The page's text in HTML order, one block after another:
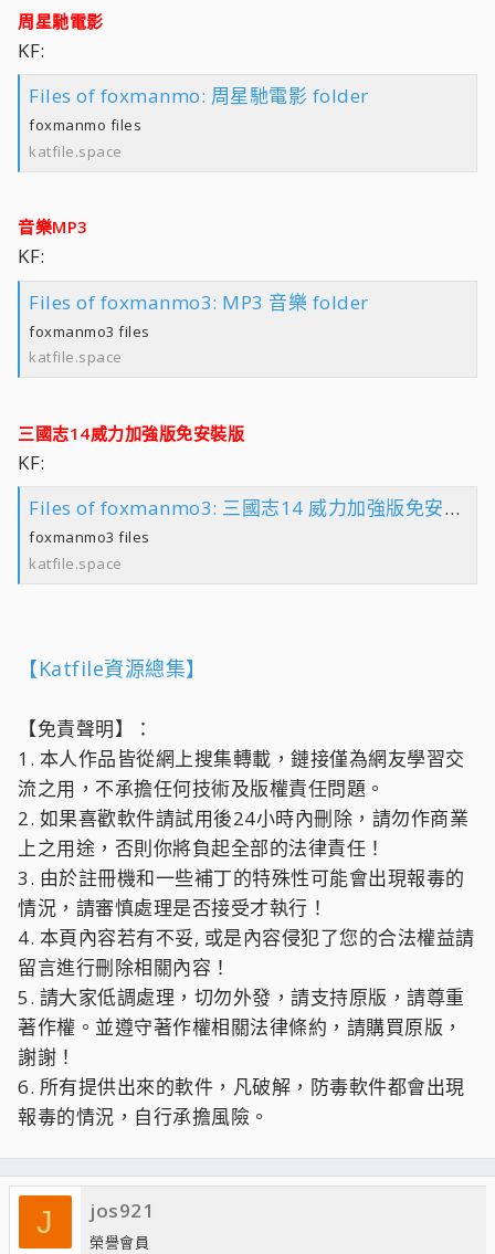
周星馳電影
KF:
Files of foxmanmo: 周星馳電影 folder
foxmanmo files
katfile.space
音樂MP3
KF:
Files of foxmanmo3: MP3 音樂 folder
foxmanmo3 files
katfile.space
三國志14威力加強版免安裝版
KF:
Files of foxmanmo3: 三國志14 威力加強版免安裝版 folder
foxmanmo3 files
katfile.space
【Katfile資源總集】
【免責聲明】：
1. 本人作品皆從網上搜集轉載，鏈接僅為網友學習交
流之用，不承擔任何技術及版權責任問題。
2. 如果喜歡軟件請試用後24小時內刪除，請勿作商業
上之用途，否則你將負起全部的法律責任！
3. 由於註冊機和一些補丁的特殊性可能會出現報毒的
情況，請審慎處理是否接受才執行！
4. 本頁內容若有不妥, 或是內容侵犯了您的合法權益請
留言進行刪除相關內容！
5. 請大家低調處理，切勿外發，請支持原版，請尊重
著作權。並遵守著作權相關法律條約，請購買原版，
謝謝！
6. 所有提供出來的軟件，凡破解，防毒軟件都會出現
報毒的情況，自行承擔風險。
J jos921
榮譽會員